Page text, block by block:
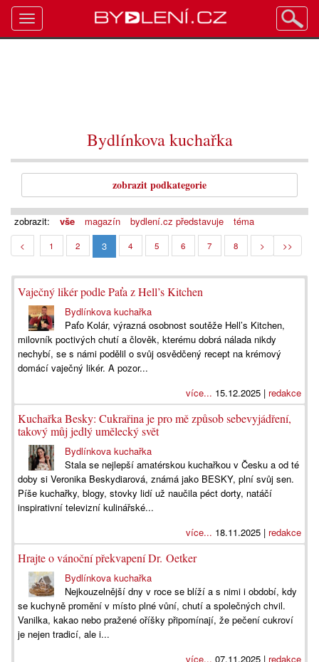
Bydlínkova kuchařka
zobrazit podkategorie
zobrazit: vše magazín bydlení.cz představuje téma
< 1 2 3 4 5 6 7 8 > >>
Vaječný likér podle Paťa z Hell’s Kitchen
Bydlínkova kuchařka
Paťo Kolár, výrazná osobnost soutěže Hell’s Kitchen,
milovník poctivých chutí a člověk, kterému dobrá nálada nikdy
nechybí, se s námi podělil o svůj osvědčený recept na krémový
domácí vaječný likér. A pozor...
více... 15.12.2025 | redakce
Kuchařka Besky: Cukrařina je pro mě způsob sebevyjádření,
takový můj jedlý umělecký svět
Bydlínkova kuchařka
Stala se nejlepší amatérskou kuchařkou v Česku a od té
doby si Veronika Beskydiarová, známá jako BESKY, plní svůj sen.
Píše kuchařky, blogy, stovky lidí už naučila péct dorty, natáčí
inspirativní televizní kulinářské...
více... 18.11.2025 | redakce
Hrajte o vánoční překvapení Dr. Oetker
Bydlínkova kuchařka
Nejkouzelnější dny v roce se blíží a s nimi i období, kdy
se kuchyně promění v místo plné vůní, chutí a společných chvil.
Vanilka, kakao nebo pražené oříšky připomínají, že pečení cukroví
je nejen tradicí, ale i...
více... 07.11.2025 | redakce
Toggle
navigation